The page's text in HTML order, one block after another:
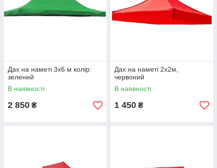
Дах на наметі 3x6 м колір:
зелений
В наявності
2 850 ₴
Дах на наметі 2x2м,
червоний
В наявності
1 450 ₴